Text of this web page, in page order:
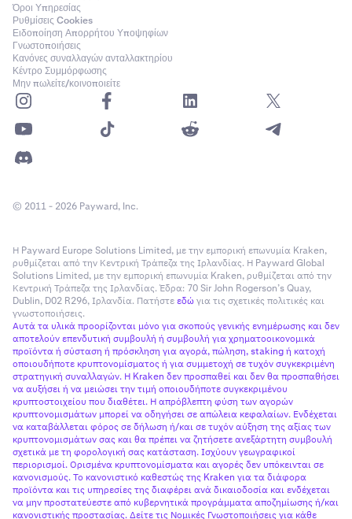
Όροι Υπηρεσίας
Ρυθμίσεις Cookies
Ειδοποίηση Απορρήτου Υποψηφίων
Γνωστοποιήσεις
Κανόνες συναλλαγών ανταλλακτηρίου
Κέντρο Συμμόρφωσης
Μην πωλείτε/κοινοποιείτε
© 2011 - 2026 Payward, Inc.
Η Payward Europe Solutions Limited, με την εμπορική επωνυμία Kraken,
ρυθμίζεται από την Κεντρική Τράπεζα της Ιρλανδίας. Η Payward Global
Solutions Limited, με την εμπορική επωνυμία Kraken, ρυθμίζεται από την
Κεντρική Τράπεζα της Ιρλανδίας. Έδρα: 70 Sir John Rogerson’s Quay,
Dublin, D02 R296, Ιρλανδία. Πατήστεεδώγια τις σχετικές πολιτικές και
γνωστοποιήσεις.
Αυτά τα υλικά προορίζονται μόνο για σκοπούς γενικής ενημέρωσης και δεν
αποτελούν επενδυτική συμβουλή ή συμβουλή για χρηματοοικονομικά
προϊόντα ή σύσταση ή πρόσκληση για αγορά, πώληση, staking ή κατοχή
οποιουδήποτε κρυπτονομίσματος ή για συμμετοχή σε τυχόν συγκεκριμένη
στρατηγική συναλλαγών. Η Kraken δεν προσπαθεί και δεν θα προσπαθήσει
να αυξήσει ή να μειώσει την τιμή οποιουδήποτε συγκεκριμένου
κρυπτοστοιχείου που διαθέτει. Η απρόβλεπτη φύση των αγορών
κρυπτονομισμάτων μπορεί να οδηγήσει σε απώλεια κεφαλαίων. Ενδέχεται
να καταβάλλεται φόρος σε δήλωση ή/και σε τυχόν αύξηση της αξίας των
κρυπτονομισμάτων σας και θα πρέπει να ζητήσετε ανεξάρτητη συμβουλή
σχετικά με τη φορολογική σας κατάσταση. Ισχύουν γεωγραφικοί
περιορισμοί. Ορισμένα κρυπτονομίσματα και αγορές δεν υπόκεινται σε
κανονισμούς. Το κανονιστικό καθεστώς της Kraken για τα διάφορα
προϊόντα και τις υπηρεσίες της διαφέρει ανά δικαιοδοσία και ενδέχεται
να μην προστατεύεστε από κυβερνητικά προγράμματα αποζημίωσης ή/και
κανονιστικής προστασίας. Δείτε τις Νομικές Γνωστοποιήσεις για κάθε